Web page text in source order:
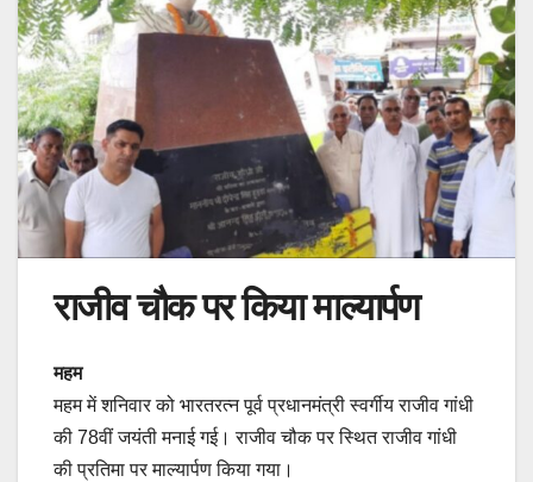
राजीव चौक पर किया माल्यार्पण
महम
महम में शनिवार को भारतरत्न पूर्व प्रधानमंत्री स्वर्गीय राजीव गांधी
की 78वीं जयंती मनाई गई। राजीव चौक पर स्थित राजीव गांधी
की प्रतिमा पर माल्यार्पण किया गया।